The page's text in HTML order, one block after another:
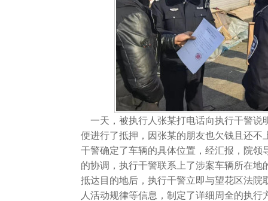
一天，被执行人张某打电话向执行干警
便进行了抵押，因张某的朋友也欠钱且还
干警确定了车辆的具体位置，经汇报，院
的协调，执行干警联系上了涉案车辆所在
抵达目的地后，执行干警立即与望花区法
人活动规律等信息，制定了详细周全的执